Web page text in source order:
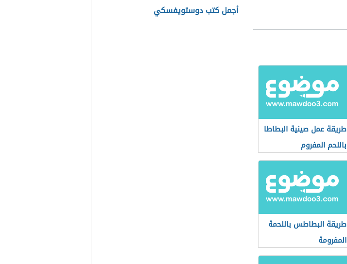
طريقة عمل صينية البطاطا
باللحم المفروم
طريقة البطاطس باللحمة
المفرومة
أجمل كتب دوستويفسكي